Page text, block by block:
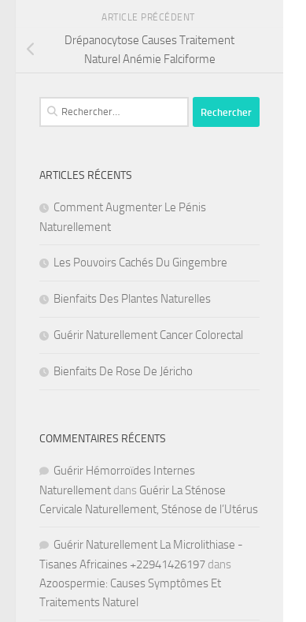
ARTICLE PRÉCÉDENT
Drépanocytose Causes Traitement
Naturel Anémie Falciforme
Rechercher :
ARTICLES RÉCENTS
Comment Augmenter Le Pénis
Naturellement
Les Pouvoirs Cachés Du Gingembre
Bienfaits Des Plantes Naturelles
Guérir Naturellement Cancer Colorectal
Bienfaits De Rose De Jéricho
COMMENTAIRES RÉCENTS
Guérir Hémorroïdes Internes
Naturellement dans Guérir La Sténose
Cervicale Naturellement, Sténose de l’Utérus
Guérir Naturellement La Microlithiase -
Tisanes Africaines +22941426197 dans
Azoospermie: Causes Symptômes Et
Traitements Naturel